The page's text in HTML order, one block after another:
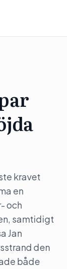
kravet
en
och
samtidigt
Jan
den
både